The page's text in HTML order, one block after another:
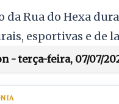
da Rua do Hexa
esportivas e de
- terça-feira, 07/07/